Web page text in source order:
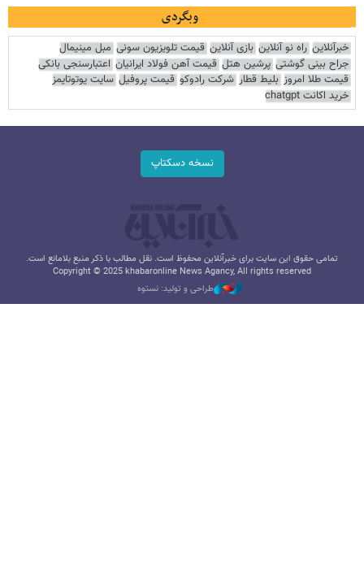
وبگردی
خبرآنلاین راه نو آنلاین بازی آنلاین قیمت تلویزیون سونی مبل مینیمال
جراح بینی گوشتی پرشین هتل قیمت آهن فولاد ایرانیان اعتبارسنجی بانکی
قیمت طلا امروز بلیط قطار شرکت رادوکو قیمت پروفیل سایت یوتوتایمز
خرید اکانت chatgpt
نسخه دسکتاپ
تمامی حقوق این سایت برای خبرآنلاین محفوظ است. نقل مطالب با ذکر منبع بلامانع است.
Copyright © 2025 khabaronline News Agancy, All rights reserved
طراحی و تولید: نستوه